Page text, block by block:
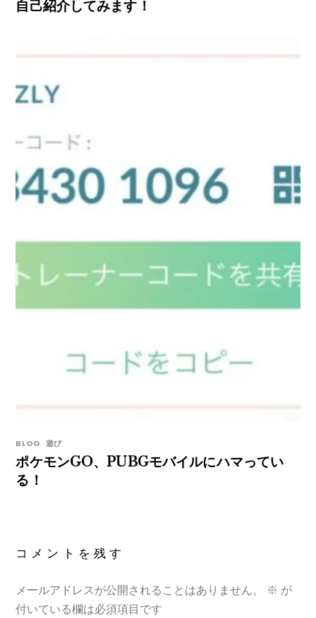
自己紹介してみます！
BLOG 遊び
ポケモンGO、PUBGモバイルにハマってい
る！
コメントを残す
メールアドレスが公開されることはありません。 ※ が
付いている欄は必須項目です